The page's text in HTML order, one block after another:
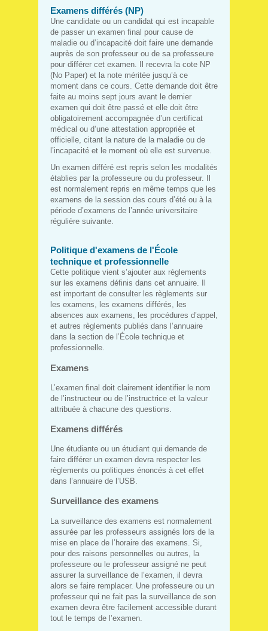
Examens différés (NP)
Une candidate ou un candidat qui est incapable
de passer un examen final pour cause de
maladie ou d’incapacité doit faire une demande
auprès de son professeur ou de sa professeure
pour différer cet examen. Il recevra la cote NP
(No Paper) et la note méritée jusqu’à ce
moment dans ce cours. Cette demande doit être
faite au moins sept jours avant le dernier
examen qui doit être passé et elle doit être
obligatoirement accompagnée d’un certificat
médical ou d’une attestation appropriée et
officielle, citant la nature de la maladie ou de
l’incapacité et le moment où elle est survenue.
Un examen différé est repris selon les modalités
établies par la professeure ou du professeur. Il
est normalement repris en même temps que les
examens de la session des cours d’été ou à la
période d’examens de l’année universitaire
régulière suivante.
Politique d'examens de l'École
technique et professionnelle
Cette politique vient s’ajouter aux règlements
sur les examens définis dans cet annuaire. Il
est important de consulter les règlements sur
les examens, les examens différés, les
absences aux examens, les procédures d’appel,
et autres règlements publiés dans l’annuaire
dans la section de l’École technique et
professionnelle.
Examens
L’examen final doit clairement identifier le nom
de l’instructeur ou de l’instructrice et la valeur
attribuée à chacune des questions.
Examens différés
Une étudiante ou un étudiant qui demande de
faire différer un examen devra respecter les
règlements ou politiques énoncés à cet effet
dans l’annuaire de l’USB.
Surveillance des examens
La surveillance des examens est normalement
assurée par les professeurs assignés lors de la
mise en place de l’horaire des examens. Si,
pour des raisons personnelles ou autres, la
professeure ou le professeur assigné ne peut
assurer la surveillance de l’examen, il devra
alors se faire remplacer. Une professeure ou un
professeur qui ne fait pas la surveillance de son
examen devra être facilement accessible durant
tout le temps de l’examen.